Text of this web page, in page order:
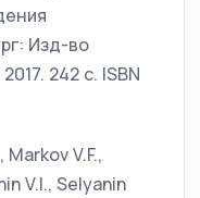
Изд-во
242 с. ISBN
V.F.,
V.I., Selyanin